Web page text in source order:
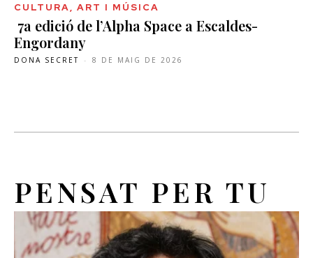
CULTURA, ART I MÚSICA
7a edició de l’Alpha Space a Escaldes-
Engordany
DONA SECRET - 8 DE MAIG DE 2026
PENSAT PER TU